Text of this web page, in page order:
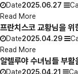
Date2025.06.27
Read More
프란치스코 교황님을 위
Date2025.04.29
Read More
알렐루야 수녀님들 부
Date2025.04.21